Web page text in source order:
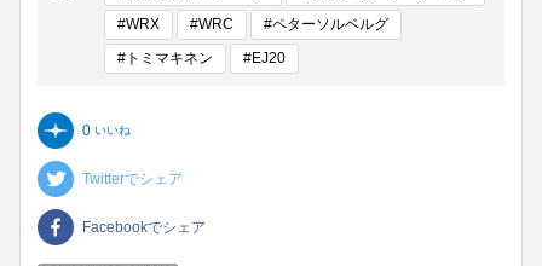
#WRX
#WRC
#ペターソルベルグ
#トミマキネン
#EJ20
0 いいね
Twitterでシェア
Facebookでシェア